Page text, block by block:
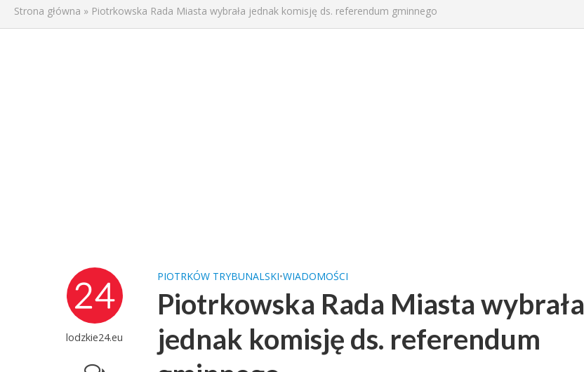
Strona główna » Piotrkowska Rada Miasta wybrała jednak komisję ds. referendum gminnego
lodzkie24.eu
PIOTRKÓW TRYBUNALSKI•WIADOMOŚCI
Piotrkowska Rada Miasta wybrała
jednak komisję ds. referendum